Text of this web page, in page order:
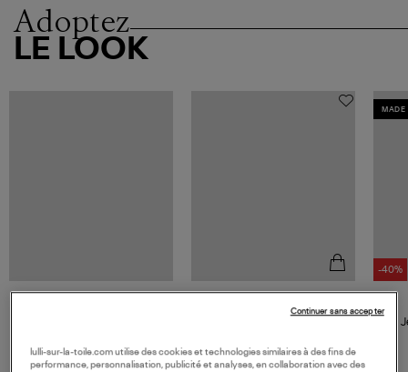
Adoptez
LE LOOK
JEANNE VOULAND
MADE
-40%
lulli-sur-la-toile.com utilise des cookies et technologies similaires à des fins de
performance, personnalisation, publicité et analyses, en collaboration avec des
Continuer sans accepter